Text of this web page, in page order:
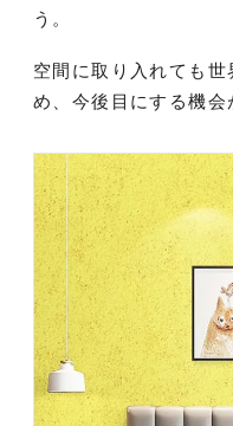
う。
空間に取り入れても
め、今後目にする機会